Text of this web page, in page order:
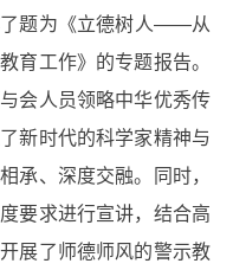
题为《立德树人——从
育工作》的专题报告。
会人员领略中华优秀传
新时代的科学家精神与
承、深度交融。同时，
要求进行宣讲，结合高
展了师德师风的警示教